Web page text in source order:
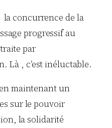
la concurrence de la
progressif au
par
Là , c’est inéluctable.
maintenant un
sur le pouvoir
la solidarité